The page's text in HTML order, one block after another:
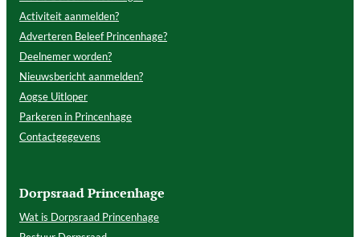
Activiteit aanmelden?
Adverteren Beleef Princenhage?
Deelnemer worden?
Nieuwsbericht aanmelden?
Aogse Uitloper
Parkeren in Princenhage
Contactgegevens
Dorpsraad Princenhage
Wat is Dorpsraad Princenhage